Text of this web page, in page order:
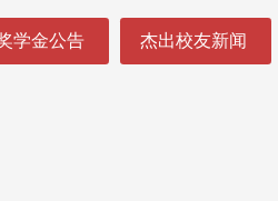
学金公告 杰出校友新闻